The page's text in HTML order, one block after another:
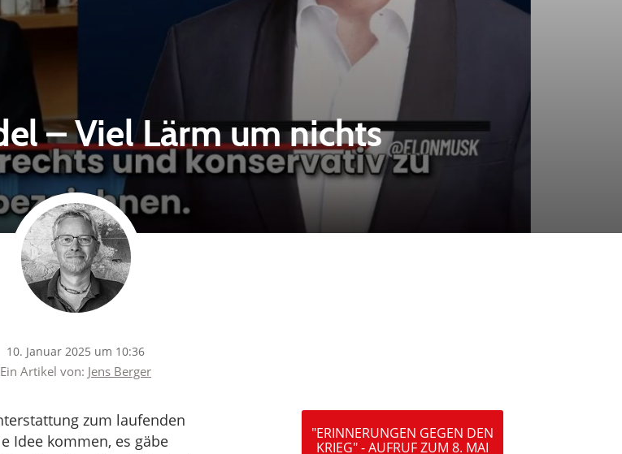
– Viel Lärm um nichts
10. Januar 2025 um 10:36
Ein Artikel von: Jens Berger
zum laufenden
Idee kommen, es gäbe
"ERINNERUNGEN GEGEN DEN
KRIEG" - AUFRUF ZUM 8. MAI